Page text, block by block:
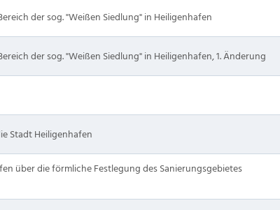
der sog. "Weißen Siedlung" in Heiligenhafen
der sog. "Weißen Siedlung" in Heiligenhafen, 1. Änderung
Stadt Heiligenhafen
über die förmliche Festlegung des Sanierungsgebietes